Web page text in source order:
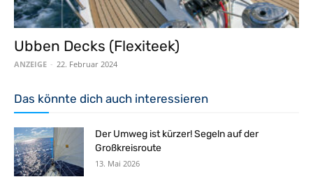
Ubben Decks (Flexiteek)
ANZEIGE - 22. Februar 2024
Das könnte dich auch interessieren
Der Umweg ist kürzer! Segeln auf der
Großkreisroute
13. Mai 2026